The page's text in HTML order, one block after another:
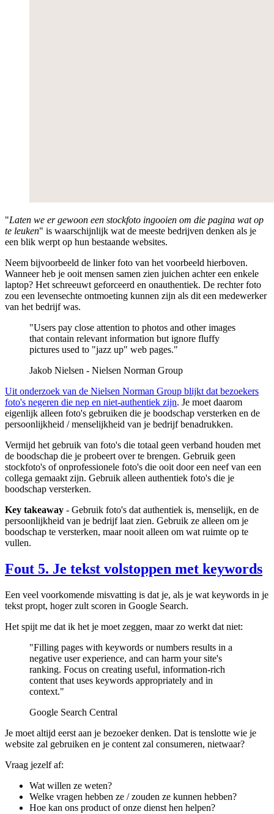
"Laten we er gewoon een stockfoto ingooien om die pagina wat op
te leuken" is waarschijnlijk wat de meeste bedrijven denken als je
een blik werpt op hun bestaande websites.
Neem bijvoorbeeld de linker foto van het voorbeeld hierboven.
Wanneer heb je ooit mensen samen zien juichen achter een enkele
laptop? Het schreeuwt geforceerd en onauthentiek. De rechter foto
zou een levensechte ontmoeting kunnen zijn als dit een medewerker
van het bedrijf was.
"Users pay close attention to photos and other images
that contain relevant information but ignore fluffy
pictures used to "jazz up" web pages."
Jakob Nielsen - Nielsen Norman Group
Uit onderzoek van de Nielsen Norman Group blijkt dat bezoekers
foto's negeren die nep en niet-authentiek zijn. Je moet daarom
eigenlijk alleen foto's gebruiken die je boodschap versterken en de
persoonlijkheid / menselijkheid van je bedrijf benadrukken.
Vermijd het gebruik van foto's die totaal geen verband houden met
de boodschap die je probeert over te brengen. Gebruik geen
stockfoto's of onprofessionele foto's die ooit door een neef van een
collega gemaakt zijn. Gebruik alleen authentiek foto's die je
boodschap versterken.
Key takeaway - Gebruik foto's dat authentiek is, menselijk, en de
persoonlijkheid van je bedrijf laat zien. Gebruik ze alleen om je
boodschap te versterken, maar nooit alleen om wat ruimte op te
vullen.
Fout 5. Je tekst volstoppen met keywords
Een veel voorkomende misvatting is dat je, als je wat keywords in je
tekst propt, hoger zult scoren in Google Search.
Het spijt me dat ik het je moet zeggen, maar zo werkt dat niet:
"Filling pages with keywords or numbers results in a
negative user experience, and can harm your site's
ranking. Focus on creating useful, information-rich
content that uses keywords appropriately and in
context."
Google Search Central
Je moet altijd eerst aan je bezoeker denken. Dat is tenslotte wie je
website zal gebruiken en je content zal consumeren, nietwaar?
Vraag jezelf af:
Wat willen ze weten?
Welke vragen hebben ze / zouden ze kunnen hebben?
Hoe kan ons product of onze dienst hen helpen?